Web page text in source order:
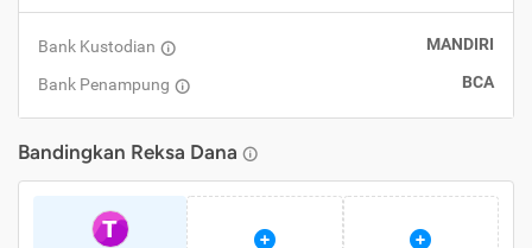
Bank Kustodian MANDIRI
Bank Penampung BCA
Bandingkan Reksa Dana
T